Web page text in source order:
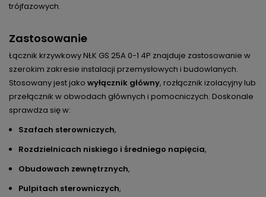
trójfazowych.
Zastosowanie
Łącznik krzywkowy NŁK GS 25A 0-1 4P znajduje zastosowanie w
szerokim zakresie instalacji przemysłowych i budowlanych.
Stosowany jest jako wyłącznik główny, rozłącznik izolacyjny lub
przełącznik w obwodach głównych i pomocniczych. Doskonale
sprawdza się w:
Szafach sterowniczych,
Rozdzielnicach niskiego i średniego napięcia,
Obudowach zewnętrznych,
Pulpitach sterowniczych,